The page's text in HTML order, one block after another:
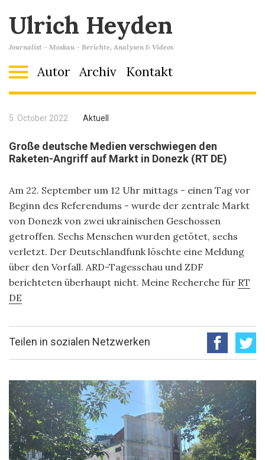
Ulrich Heyden
Journalist - Moskau - Berichte, Analysen & Videos
Autor Archiv Kontakt
5. October 2022 Aktuell
Große deutsche Medien verschwiegen den
Raketen-Angriff auf Markt in Donezk (RT DE)
Am 22. September um 12 Uhr mittags - einen Tag vor
Beginn des Referendums - wurde der zentrale Markt
von Donezk von zwei ukrainischen Geschossen
getroffen. Sechs Menschen wurden getötet, sechs
verletzt. Der Deutschlandfunk löschte eine Meldung
über den Vorfall. ARD-Tagesschau und ZDF
berichteten überhaupt nicht. Meine Recherche für RT
DE
Teilen in sozialen Netzwerken